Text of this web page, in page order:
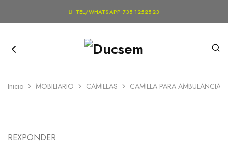
 TEL/WHATSAPP 735 1252523
Inicio MOBILIARIO CAMILLAS CAMILLA PARA AMBULANCIA
REXPONDER